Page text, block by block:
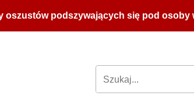
podszywających się pod osoby